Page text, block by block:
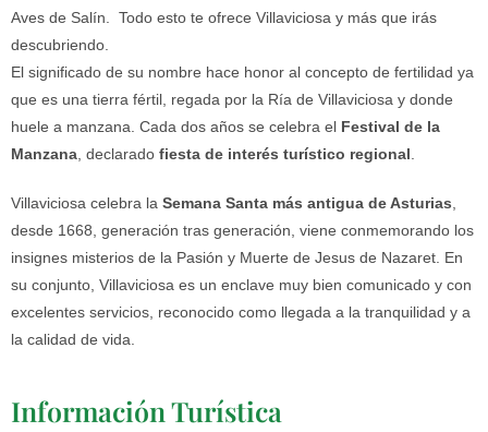
Aves de Salín. Todo esto te ofrece Villaviciosa y más que irás
descubriendo.
El significado de su nombre hace honor al concepto de fertilidad ya
que es una tierra fértil, regada por la Ría de Villaviciosa y donde
huele a manzana. Cada dos años se celebra el Festival de la
Manzana , declarado fiesta de interés turístico regional
Villaviciosa celebra la Semana Santa más antigua de Asturias
desde 1668, generación tras generación, viene conmemorando los
insignes misterios de la Pasión y Muerte de Jesus de Nazaret. En
su conjunto, Villaviciosa es un enclave muy bien comunicado y con
excelentes servicios, reconocido como llegada a la tranquilidad y a
la calidad de vida.
Información Turística